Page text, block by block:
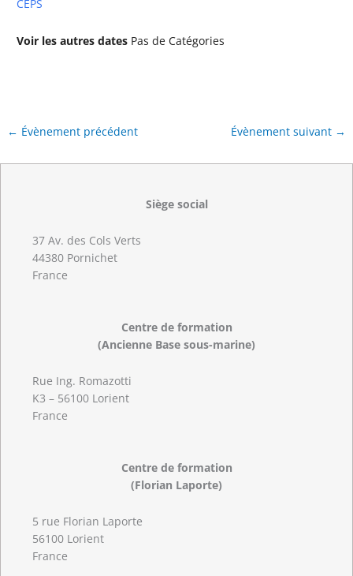
CEPS
Voir les autres dates Pas de Catégories
← Évènement précédent Évènement suivant →
Siège social
37 Av. des Cols Verts
44380 Pornichet
France
Centre de formation
(Ancienne Base sous-marine)
Rue Ing. Romazotti
K3 – 56100 Lorient
France
Centre de formation
(Florian Laporte)
5 rue Florian Laporte
56100 Lorient
France